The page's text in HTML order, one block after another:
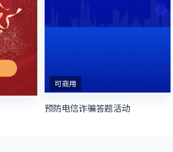
可商用
预防电信诈骗答题活动